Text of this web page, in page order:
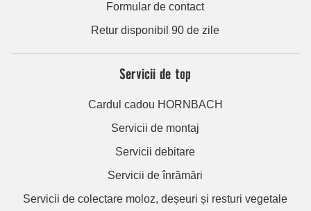
Formular de contact
Retur disponibil 90 de zile
Servicii de top
Cardul cadou HORNBACH
Servicii de montaj
Servicii debitare
Servicii de înrămări
Servicii de colectare moloz, deșeuri și resturi vegetale